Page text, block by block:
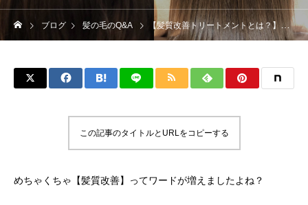
ブログ 髪の毛のQ&A 【髪質改善トリートメントとは？】いったい何なのか？
この記事のタイトルとURLをコピーする
めちゃくちゃ【髪質改善】ってワードが増えましたよね？